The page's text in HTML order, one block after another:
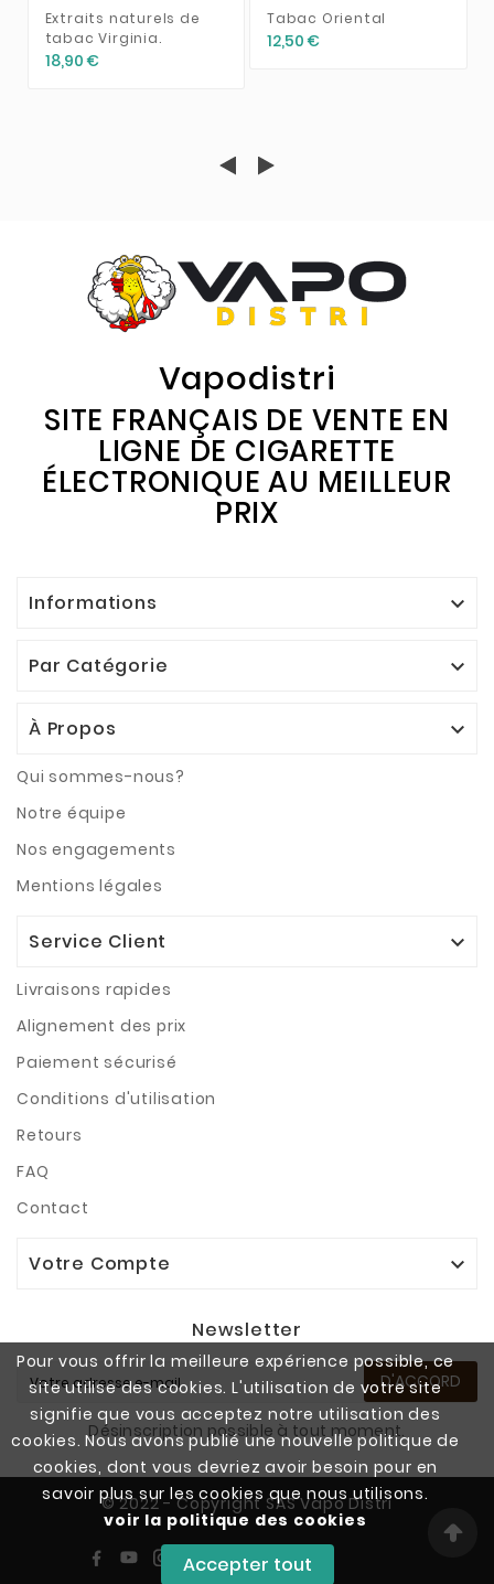
Pour vous offrir la meilleure expérience possible, ce
site utilise des cookies. L'utilisation de votre site
signifie que vous acceptez notre utilisation des
cookies. Nous avons publié une nouvelle politique de
cookies, dont vous devriez avoir besoin pour en
savoir plus sur les cookies que nous utilisons.
voir la politique des cookies
Accepter tout
Extraits naturels de
tabac Virginia.
18,90 €
Tabac Oriental
12,50 €
Vapodistri
SITE FRANÇAIS DE VENTE EN
LIGNE DE CIGARETTE
ÉLECTRONIQUE AU MEILLEUR
PRIX
Informations 
Par Catégorie 
À Propos 
Qui sommes-nous?
Notre équipe
Nos engagements
Mentions légales
Service Client 
Livraisons rapides
Alignement des prix
Paiement sécurisé
Conditions d'utilisation
Retours
FAQ
Contact
Votre Compte 
Newsletter
D'ACCORD
Désinscription possible à tout moment.
© 2022 - Copyright SAS Vapo Distri